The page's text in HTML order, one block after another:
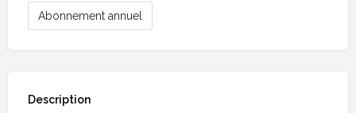
Abonnement annuel
Description